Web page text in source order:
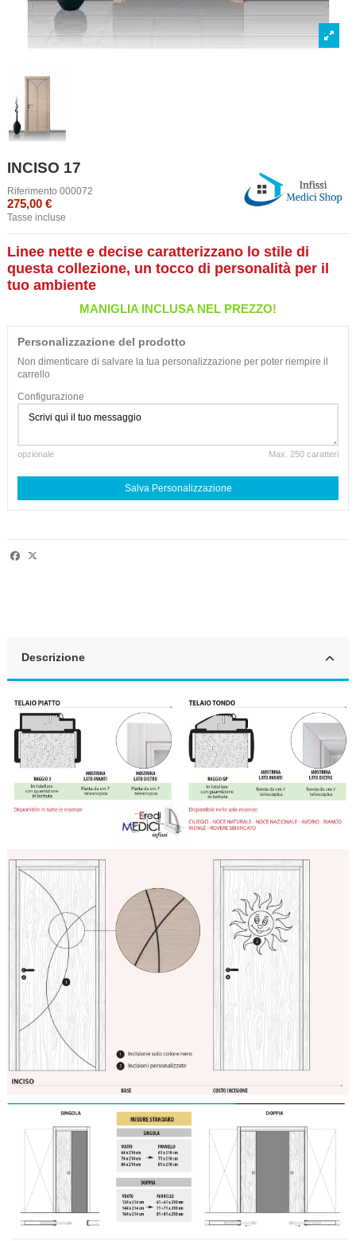
INCISO 17
Riferimento 000072
275,00 €
Tasse incluse
Linee nette e decise caratterizzano lo stile di
questa collezione, un tocco di personalità per il
tuo ambiente
MANIGLIA INCLUSA NEL PREZZO!
Personalizzazione del prodotto
Non dimenticare di salvare la tua personalizzazione per poter riempire il
carrello
Configurazione
opzionale Max. 250 caratteri
Salva Personalizzazione
Descrizione